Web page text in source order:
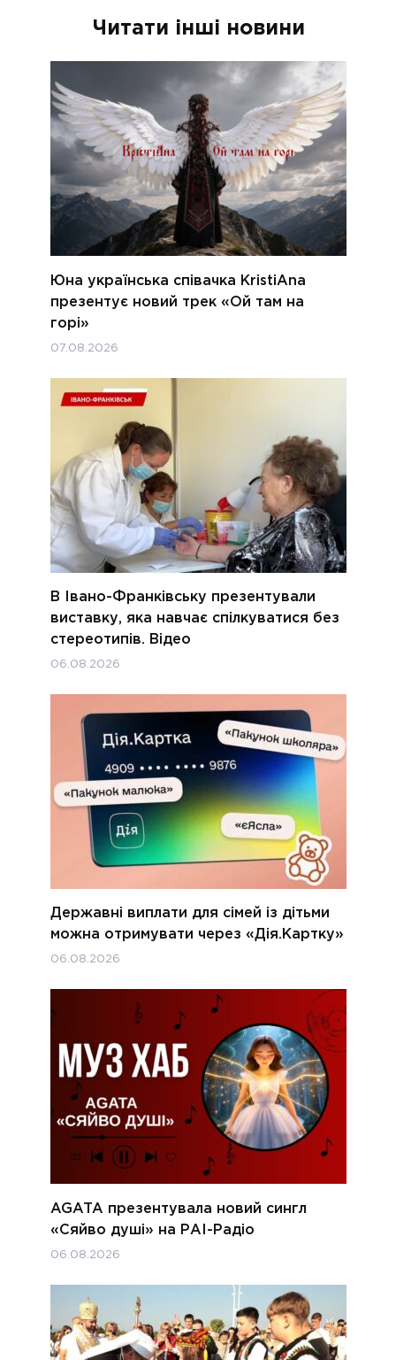
Читати інші новини
Юна українська співачка KristiAna
презентує новий трек «Ой там на
горі»
07.08.2026
В Івано-Франківську презентували
виставку, яка навчає спілкуватися без
стереотипів. Відео
06.08.2026
Державні виплати для сімей із дітьми
можна отримувати через «Дія.Картку»
06.08.2026
AGATA презентувала новий сингл
«Сяйво душі» на РАІ-Радіо
06.08.2026